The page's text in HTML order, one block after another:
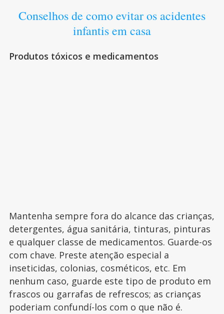
Conselhos de como evitar os acidentes
infantis em casa
Produtos tóxicos e medicamentos
Mantenha sempre fora do alcance das crianças,
detergentes, água sanitária, tinturas, pinturas
e qualquer classe de medicamentos. Guarde-os
com chave. Preste atenção especial a
inseticidas, colonias, cosméticos, etc. Em
nenhum caso, guarde este tipo de produto em
frascos ou garrafas de refrescos; as crianças
poderiam confundí-los com o que não é.